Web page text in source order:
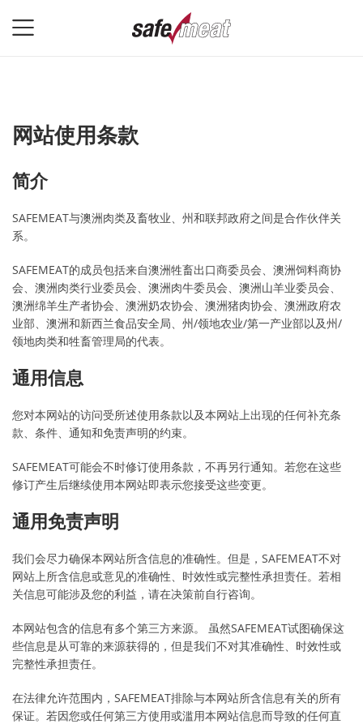
网站使用条款
简介
SAFEMEAT与澳洲肉类及畜牧业、州和联邦政府之间是合作伙伴关
系。
SAFEMEAT的成员包括来自澳洲牲畜出口商委员会、澳洲饲料商协
会、澳洲肉类行业委员会、澳洲肉牛委员会、澳洲山羊业委员会、
澳洲绵羊生产者协会、澳洲奶农协会、澳洲猪肉协会、澳洲政府农
业部、澳洲和新西兰食品安全局、州/领地农业/第一产业部以及州/
领地肉类和牲畜管理局的代表。
通用信息
您对本网站的访问受所述使用条款以及本网站上出现的任何补充条
款、条件、通知和免责声明的约束。
SAFEMEAT可能会不时修订使用条款，不再另行通知。若您在这些
修订产生后继续使用本网站即表示您接受这些变更。
通用免责声明
我们会尽力确保本网站所含信息的准确性。但是，SAFEMEAT不对
网站上所含信息或意见的准确性、时效性或完整性承担责任。若相
关信息可能涉及您的利益，请在决策前自行咨询。
本网站包含的信息有多个第三方来源。 虽然SAFEMEAT试图确保这
些信息是从可靠的来源获得的，但是我们不对其准确性、时效性或
完整性承担责任。
在法律允许范围内，SAFEMEAT排除与本网站所含信息有关的所有
保证。若因您或任何第三方使用或滥用本网站信息而导致的任何直